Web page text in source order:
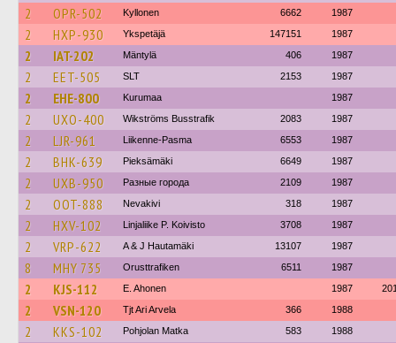
2
OPR-502 Kyllonen 6662 1987
2 HXP-930 Ykspetäjä 147151 1987
2 IAT-202 Mäntylä 406 1987
2 EET-505 SLT 2153 1987
2 EHE-800 Kurumaa 1987
2 UXO-400 Wikströms Busstrafik 2083 1987
2 LJR-961 Liikenne-Pasma 6553 1987
2 BHK-639 Pieksämäki 6649 1987
2 UXB-950 Разные города 2109 1987
2 OOT-888 Nevakivi 318 1987
2 HXV-102 Linjaliike P. Koivisto 3708 1987
2 VRP-622 A & J Hautamäki 13107 1987
8 MHY 735 Orusttrafiken 6511 1987
2 KJS-112 E. Ahonen 1987
2 VSN-120 Tjt Ari Arvela 366 1988
2 KKS-102 Pohjolan Matka 583 1988